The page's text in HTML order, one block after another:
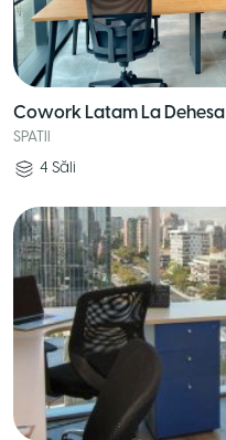
Cowork Latam La Dehesa
SPATII
4 Săli